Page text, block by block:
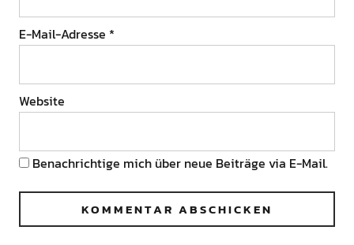
E-Mail-Adresse *
Website
Benachrichtige mich über neue Beiträge via E-Mail.